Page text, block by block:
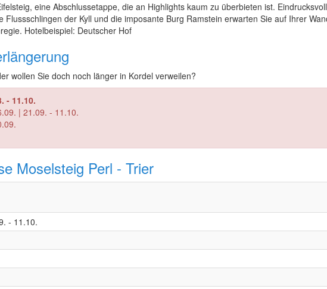
eine Abschlussetappe, die an Highlights kaum zu überbieten ist.
Flussschlingen der Kyll und die imposante Burg Ramstein erwarten Sie auf Ihrer
Hotelbeispiel: Deutscher Hof
wollen Sie doch noch länger in Kordel verweilen?
- 11.10.
| 21.09. - 11.10.
Moselsteig Perl - Trier
- 11.10.